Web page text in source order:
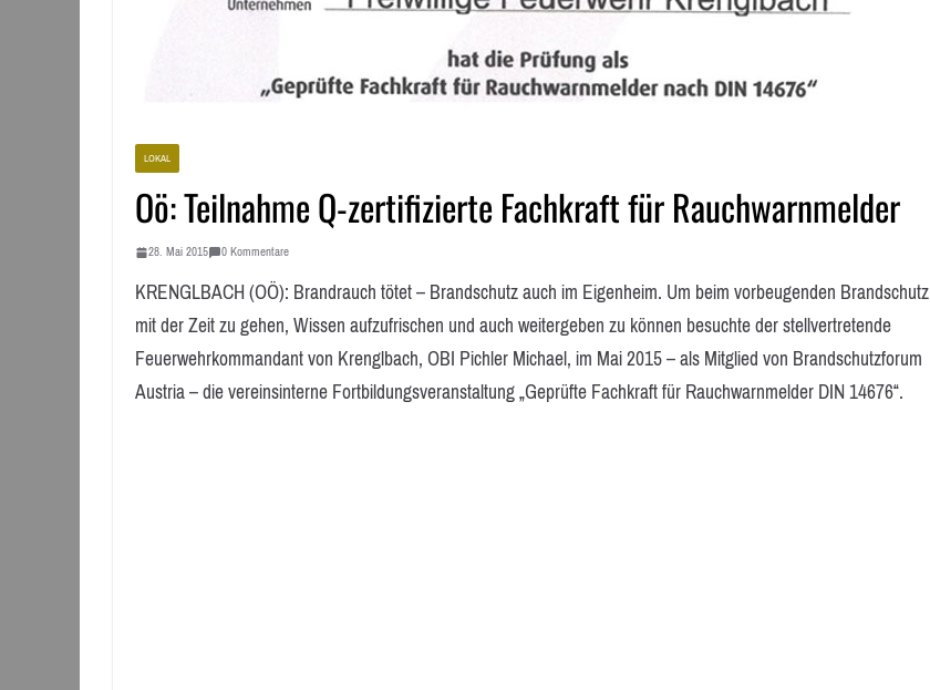
LOKAL
Oö: Teilnahme Q-zertifizierte Fachkraft für Rauchwarnmelder
28. Mai 2015 0 Kommentare
KRENGLBACH (OÖ): Brandrauch tötet – Brandschutz auch im Eigenheim. Um beim vorbeugenden Brandschutz
mit der Zeit zu gehen, Wissen aufzufrischen und auch weitergeben zu können besuchte der stellvertretende
Feuerwehrkommandant von Krenglbach, OBI Pichler Michael, im Mai 2015 – als Mitglied von Brandschutzforum
Austria – die vereinsinterne Fortbildungsveranstaltung „Geprüfte Fachkraft für Rauchwarnmelder DIN 14676“.